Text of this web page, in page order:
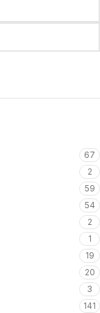
67
2
59
54
2
1
19
20
3
141